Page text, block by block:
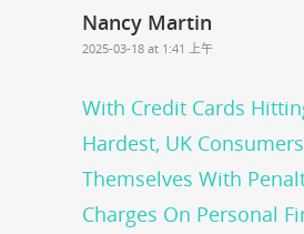
Nancy Martin
2025-03-18 at 1:41 上午
With Credit Cards
Hardest, UK
Themselves With
Charges On Personal